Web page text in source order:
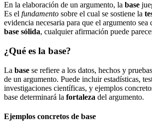
En la elaboración de un argumento, la base
Es el fundamento sobre el cual se sostiene la
evidencia necesaria para que el argumento
base sólida, cualquier afirmación puede
¿Qué es la base?
La base se refiere a los datos, hechos y
de un argumento. Puede incluir estadísticas,
investigaciones científicas, y ejemplos
base determinará la fortaleza del argumento.
Ejemplos concretos de base